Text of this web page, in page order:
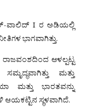
ವಾಲಿದ್ I ರ ಅಡಿಯಲ್ಲಿ
ಭಾಗವಾಗಿತ್ತು.
ಆಳಲ್ಪಟ್ಟ
ಮತ್ತು
ಮತ್ತು ಭಾರತವನ್ನು
ಆಯಕಟ್ಟಿನ ಸ್ಥಳವಾಗಿದೆ.